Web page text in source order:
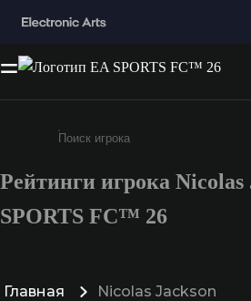
Введите не менее 3
Рейтинги игрока Nicolas
SPORTS FC™ 26
Главная Nicolas Jackson